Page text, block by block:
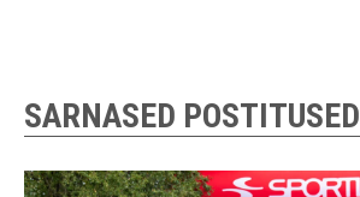
SARNASED POSTITUSED